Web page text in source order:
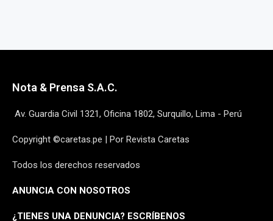
Nota & Prensa S.A.C.
Av. Guardia Civil 1321, Oficina 1802, Surquillo, Lima - Perú
Copyright ©caretas.pe | Por Revista Caretas
Todos los derechos reservados
ANUNCIA CON NOSOTROS
¿TIENES UNA DENUNCIA? ESCRÍBENOS